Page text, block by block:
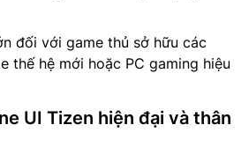
đối với game thủ sở hữu các
thế hệ mới hoặc PC gaming hiệu
UI Tizen hiện đại và thân